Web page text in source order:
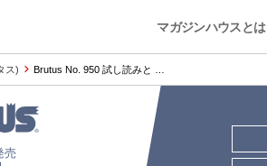
マガジンハウスとは
ス) Brutus No. 950 試し読みと …
売